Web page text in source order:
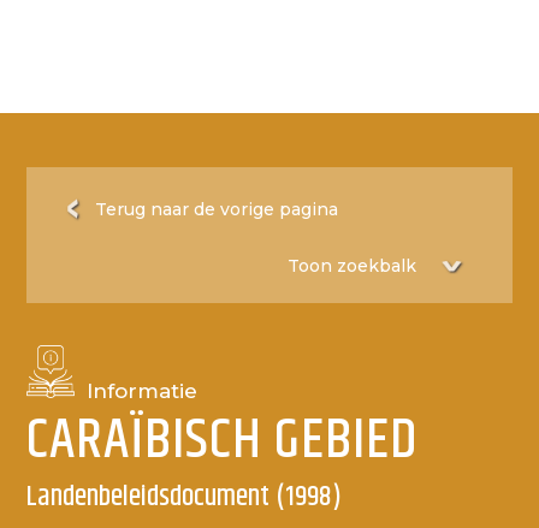
Terug naar de vorige pagina
Informatie
CARAÏBISCH GEBIED
Landenbeleidsdocument (1998)